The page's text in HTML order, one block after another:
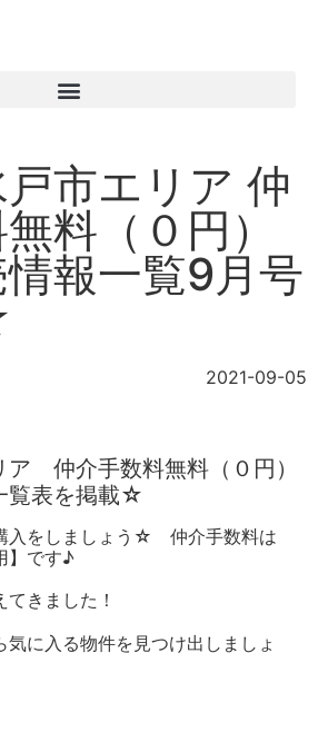
市エリア 仲
料（０円）
報一覧9月号
2021-09-05
ア 仲介手数料無料（０円）
覧表を掲載☆
入をしましょう☆ 仲介手数料は
】です♪
きました！
気に入る物件を見つけ出しましょ